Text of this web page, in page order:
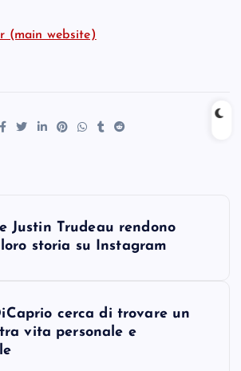
(main website)
Justin Trudeau rendono
storia su Instagram
cerca di trovare un
vita personale e